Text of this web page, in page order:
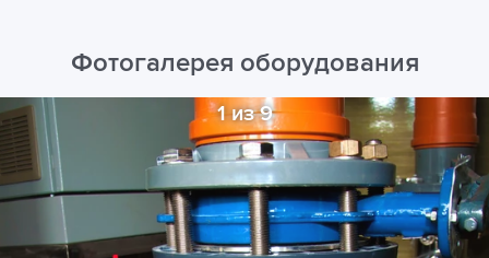
Фотогалерея оборудования
1 из 9